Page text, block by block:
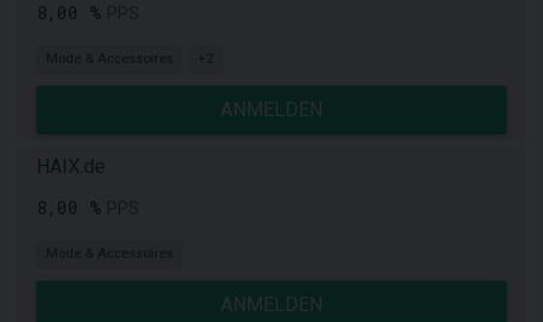
8,00 %
Mode & Accessoires +2
ANMELDEN
HAIX.de
8,00 %
Mode & Accessoires
ANMELDEN